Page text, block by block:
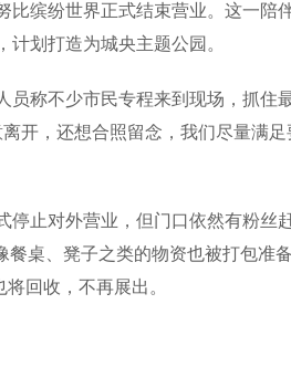
比缤纷世界正式结束营业。这一陪
划打造为城央主题公园。
员称不少市民专程来到现场，抓住
开，还想合照留念，我们尽量满
停止对外营业，但门口依然有粉丝
餐桌、凳子之类的物资也被打包准
回收，不再展出。